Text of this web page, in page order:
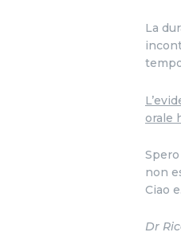
La
orale
non
Ciao
Dr